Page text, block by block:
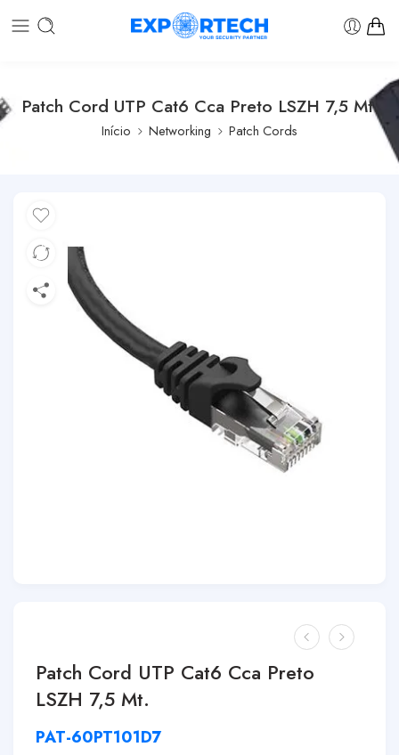
Patch Cord UTP Cat6 Cca Preto LSZH 7,5 Mt.
Início Networking Patch Cords
Patch Cord UTP Cat6 Cca Preto
LSZH 7,5 Mt.
PAT-60PT101D7